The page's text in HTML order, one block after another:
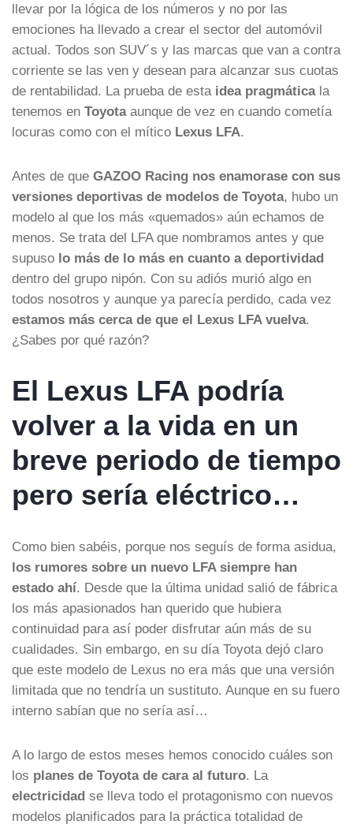
llevar por la lógica de los números y no por las
emociones ha llevado a crear el sector del automóvil
actual. Todos son SUV´s y las marcas que van a contra
corriente se las ven y desean para alcanzar sus cuotas
de rentabilidad. La prueba de esta idea pragmáticala
tenemos en Toyotaaunque de vez en cuando cometía
locuras como con el mítico Lexus LFA.
Antes de que GAZOO Racing nos enamorase con sus
versiones deportivas de modelos de Toyota, hubo un
modelo al que los más «quemados» aún echamos de
menos. Se trata del LFA que nombramos antes y que
supuso lo más de lo más en cuanto a deportividad
dentro del grupo nipón. Con su adiós murió algo en
todos nosotros y aunque ya parecía perdido, cada vez
estamos más cerca de que el Lexus LFA vuelva.
¿Sabes por qué razón?
El Lexus LFA podría
volver a la vida en un
breve periodo de tiempo
pero sería eléctrico…
Como bien sabéis, porque nos seguís de forma asidua,
los rumores sobre un nuevo LFA siempre han
estado ahí. Desde que la última unidad salió de fábrica
los más apasionados han querido que hubiera
continuidad para así poder disfrutar aún más de su
cualidades. Sin embargo, en su día Toyota dejó claro
que este modelo de Lexus no era más que una versión
limitada que no tendría un sustituto. Aunque en su fuero
interno sabían que no sería así…
A lo largo de estos meses hemos conocido cuáles son
los planes de Toyota de cara al futuro. La
electricidad se lleva todo el protagonismo con nuevos
modelos planificados para la práctica totalidad de